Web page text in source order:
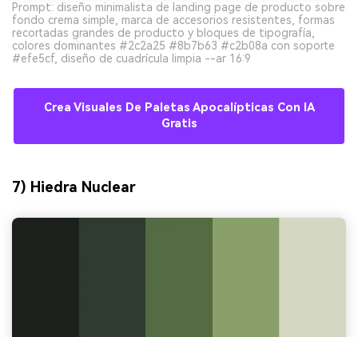
Prompt: diseño minimalista de landing page de producto sobre
fondo crema simple, marca de accesorios resistentes, formas
recortadas grandes de producto y bloques de tipografía,
colores dominantes #2c2a25 #8b7b63 #c2b08a con soporte
#efe5cf, diseño de cuadrícula limpia --ar 16:9
Crea Visuales De Paletas Apocalípticas Con IA
Gratis
7) Hiedra Nuclear